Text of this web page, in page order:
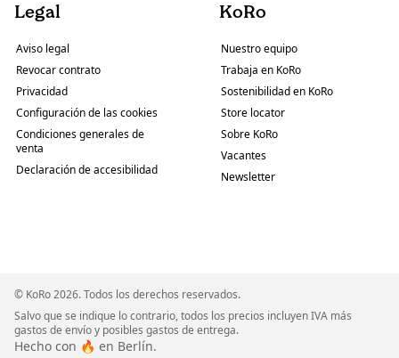
Legal
Aviso legal
Revocar contrato
Privacidad
Configuración de las cookies
Condiciones generales de
venta
Declaración de accesibilidad
KoRo
Nuestro equipo
Trabaja en KoRo
Sostenibilidad en KoRo
Store locator
Sobre KoRo
Vacantes
Newsletter
© KoRo 2026. Todos los derechos reservados.
Salvo que se indique lo contrario, todos los precios incluyen IVA más
gastos de envío y posibles gastos de entrega.
Hecho con 🔥 en Berlín.